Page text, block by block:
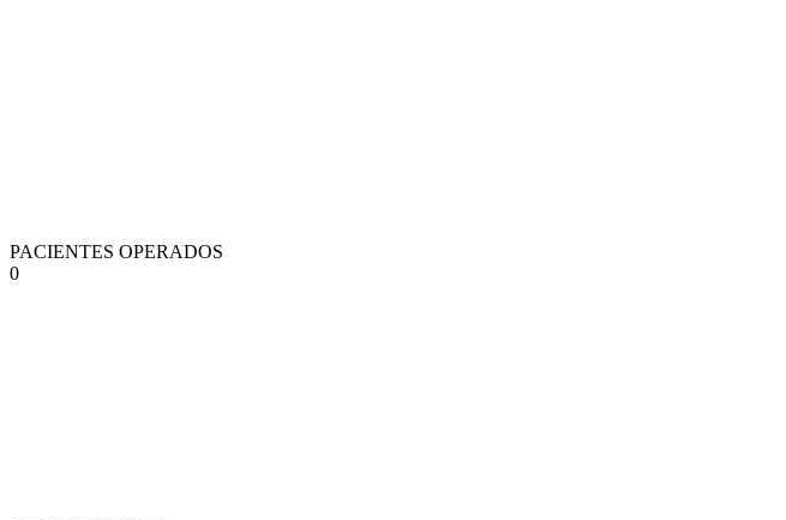
PACIENTES OPERADOS
0